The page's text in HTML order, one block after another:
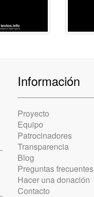
Información
Proyecto
Equipo
Patrocinadores
Transparencia
Blog
Preguntas frecuentes
Hacer una donación
Contacto